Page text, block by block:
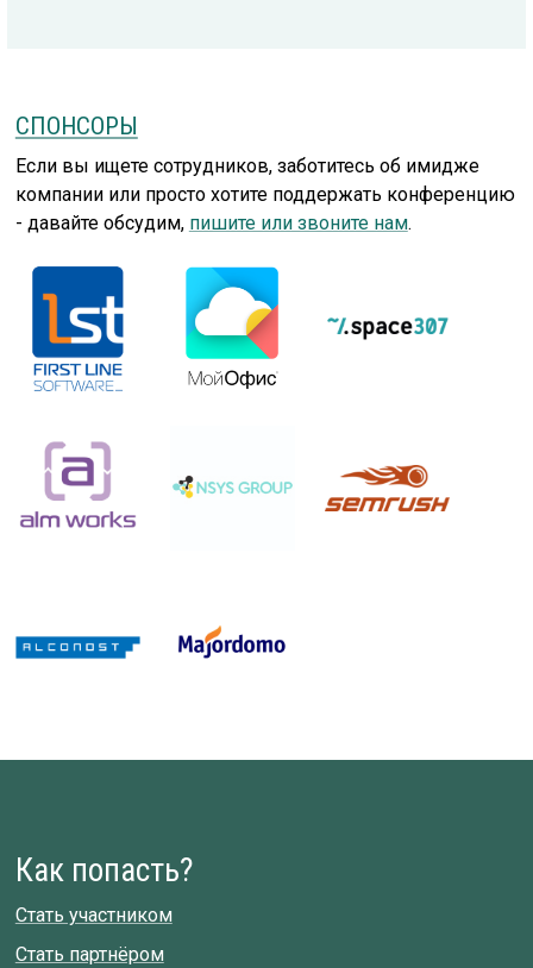
СПОНСОРЫ
Если вы ищете сотрудников, заботитесь об имидже
компании или просто хотите поддержать конференцию
- давайте обсудим, пишите или звоните нам.
Как попасть?
Стать участником
Стать партнёром